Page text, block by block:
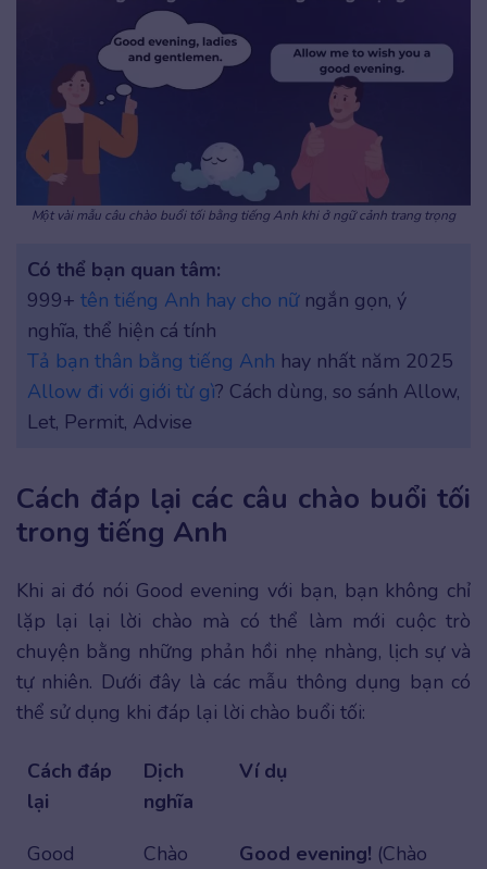
Một vài mẫu câu chào buổi tối bằng tiếng Anh khi ở ngữ cảnh trang trọng
Có thể bạn quan tâm:
999+ tên tiếng Anh hay cho nữngắn gọn, ý
nghĩa, thể hiện cá tính
Tả bạn thân bằng tiếng Anh hay nhất năm 2025
Allow đi với giới từ gì? Cách dùng, so sánh Allow,
Let, Permit, Advise
Cách đáp lại các câu chào buổi tối
trong tiếng Anh
Khi ai đó nói Good evening với bạn, bạn không chỉ
lặp lại lại lời chào mà có thể làm mới cuộc trò
chuyện bằng những phản hồi nhẹ nhàng, lịch sự và
tự nhiên. Dưới đây là các mẫu thông dụng bạn có
thể sử dụng khi đáp lại lời chào buổi tối:
Cách đáp
lại
Dịch
nghĩa
Ví dụ
Good
Chào
Good evening! (Chào